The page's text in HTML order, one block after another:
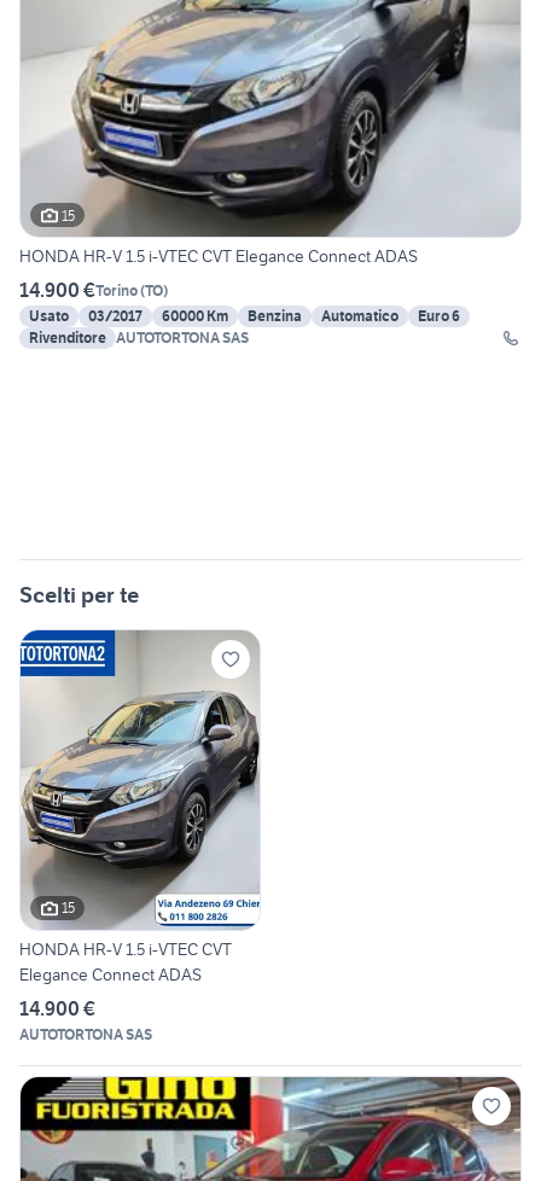
15
HONDA HR-V 1.5 i-VTEC CVT Elegance Connect ADAS
14.900 €Torino(TO)
Usato
03/2017 60000 Km Benzina Automatico
Euro 6
Rivenditore AUTOTORTONA SAS
Scelti per te
15
HONDA HR-V 1.5 i-VTEC CVT
Elegance Connect ADAS
14.900 €
AUTOTORTONA SAS